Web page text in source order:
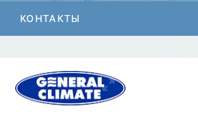
КОНТАКТЫ
General
Climate